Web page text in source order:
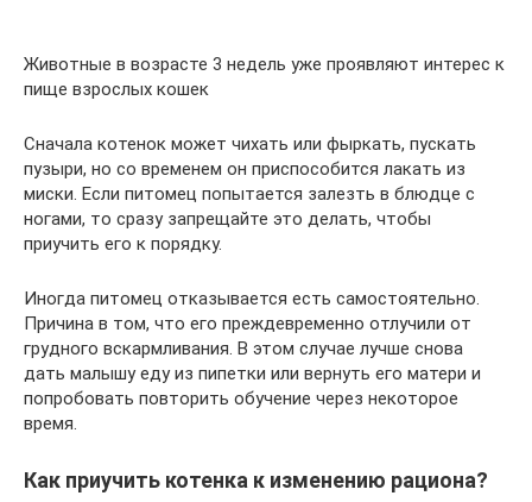
Животные в возрасте 3 недель уже проявляют интерес к
пище взрослых кошек
Сначала котенок может чихать или фыркать, пускать
пузыри, но со временем он приспособится лакать из
миски. Если питомец попытается залезть в блюдце с
ногами, то сразу запрещайте это делать, чтобы
приучить его к порядку.
Иногда питомец отказывается есть самостоятельно.
Причина в том, что его преждевременно отлучили от
грудного вскармливания. В этом случае лучше снова
дать малышу еду из пипетки или вернуть его матери и
попробовать повторить обучение через некоторое
время.
Как приучить котенка к изменению рациона?